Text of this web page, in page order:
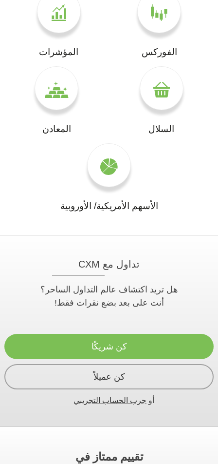
الفوركس المؤشرات
السلال المعادن
الأسهم الأمريكية/ الأوروبية
تداول مع CXM
هل تريد اكتشاف عالم التداول الساحر؟
أنت على بعد بضع نقرات فقط!
كن شريكًا
كن عميلاً
أو جرب الحساب التجريبي
تقييم ممتاز في